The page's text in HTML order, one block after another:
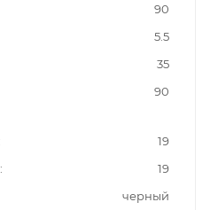
90
5.5
35
90
19
19
черный